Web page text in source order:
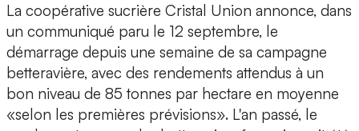
La coopérative sucrière Cristal Union annonce, dans
un communiqué paru le 12 septembre, le
démarrage depuis une semaine de sa campagne
betteravière, avec des rendements attendus à un
bon niveau de 85 tonnes par hectare en moyenne
«selon les premières prévisions». L'an passé, le